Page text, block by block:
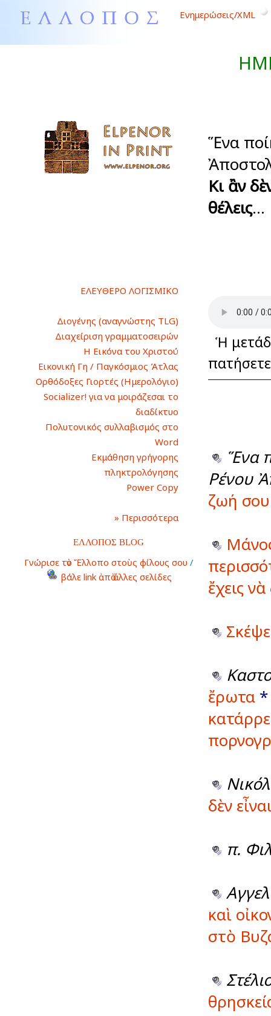
Ενημερώσεις/XML
ΕΛΕΥΘΕΡΟ ΛΟΓΙΣΜΙΚΟ
Διογένης (αναγνώστης TLG)
Διαχείριση γραμματοσειρών
Η Εικόνα του Χριστού
Εικονική Γη / Παγκόσμιος Άτλας
Ορθόδοξες Γιορτές (Ημερολόγιο)
Socializer! για να μοιράζεσαι το
διαδίκτυο
Πολυτονικός συλλαβισμός στο
Word
Εκμάθηση γρήγορης
πληκτρολόγησης
Power Copy
» Περισσότερα
ΕΛΛΟΠΟΣ BLOG
Γνώρισε τὸν Ἔλλοπο στοὺς φίλους σου /
βάλε link ἀπὸ ἄλλες σελίδες
Ἕνα
Κι ἂν
θέλεις...
Ἡ
Ἕνα
Ρένου
ζωή
ἔχεις
ἔρωτα
δὲν
π.
καὶ
στὸ